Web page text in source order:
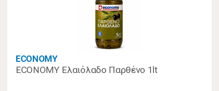
ECONOMY
ECONOMY Ελαιόλαδο Παρθένο 1lt